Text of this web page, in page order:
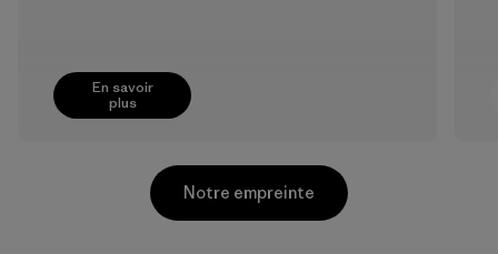
En savoir
plus
Notre empreinte